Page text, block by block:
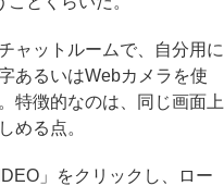
ャットルームで、自分用に
あるいはWebカメラを使
特徴的なのは、同じ画面上
める点。
」をクリックし、ロー